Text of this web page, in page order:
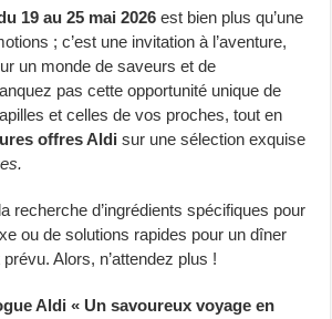
19 au 25 mai 2026 est bien plus qu’une
; c’est une invitation à l’aventure,
un monde de saveurs et de
pas cette opportunité unique de
et celles de vos proches, tout en
offres Aldi sur une sélection exquise
recherche d’ingrédients spécifiques pour
ou de solutions rapides pour un dîner
Alors, n’attendez plus !
Aldi « Un savoureux voyage en